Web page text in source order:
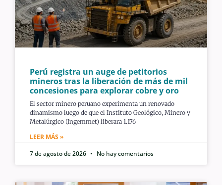
Perú registra un auge de petitorios
mineros tras la liberación de más de mil
concesiones para explorar cobre y oro
El sector minero peruano experimenta un renovado
dinamismo luego de que el Instituto Geológico, Minero y
Metalúrgico (Ingemmet) liberara 1.176
LEER MÁS »
7 de agosto de 2026
No hay comentarios